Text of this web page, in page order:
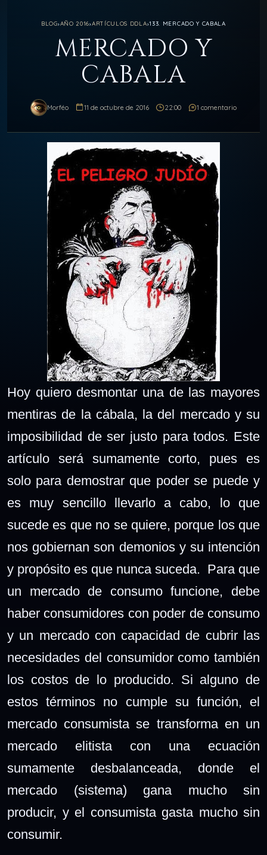
BLOG›AÑO 2016›ARTÍCULOS DDLA›133. MERCADO Y CABALA
MERCADO Y
CABALA
Morféo 11 de octubre de 2016 22:00 1 comentario
Hoy quiero desmontar una de las mayores
mentiras de la cábala, la del mercado y su
imposibilidad de ser justo para todos. Este
artículo será sumamente corto, pues es
solo para demostrar que poder se puede y
es muy sencillo llevarlo a cabo, lo que
sucede es que no se quiere, porque los que
nos gobiernan son demonios y su intención
y propósito es que nunca suceda. Para que
un mercado de consumo funcione, debe
haber consumidores con poder de consumo
y un mercado con capacidad de cubrir las
necesidades del consumidor como también
los costos de lo producido. Si alguno de
estos términos no cumple su función, el
mercado consumista se transforma en un
mercado elitista con una ecuación
sumamente desbalanceada, donde el
mercado (sistema) gana mucho sin
producir, y el consumista gasta mucho sin
consumir.